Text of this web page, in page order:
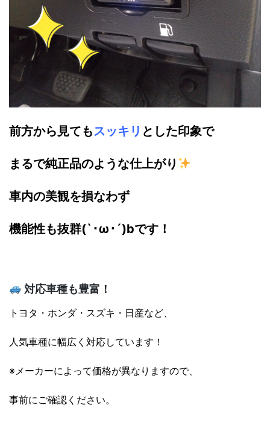
前方から見てもスッキリ とした印象で
まるで純正品のような仕上がり
車内の美観を損なわず
機能性も抜群(`･ω･´)bです！
対応車種も豊富！
トヨタ・ホンダ・スズキ・日産など、
人気車種に幅広く対応しています！
※メーカーによって価格が異なりますので、
事前にご確認ください。